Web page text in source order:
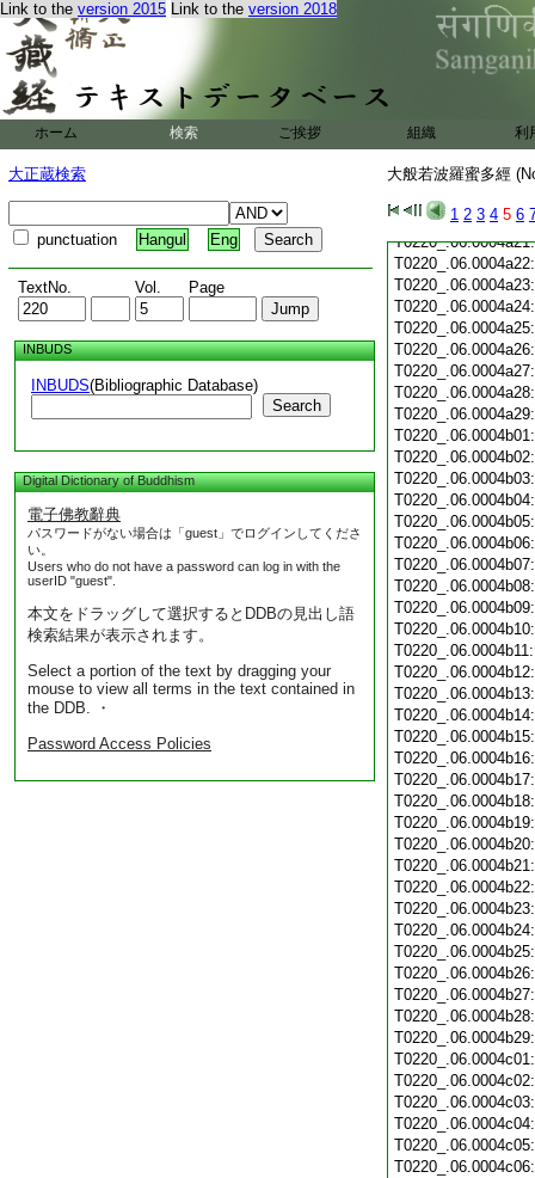
Link to the version 2015 Link to the version 2018
ホーム 検索 ご挨拶 組織 利
大正蔵検索
punctuation Hangul Eng
TextNo. Vol. Page
INBUDS
INBUDS(Bibliographic Database)
Search
Digital Dictionary of Buddhism
電子佛教辭典
パスワードがない場合は「guest」でログインしてくださ
い。
Users who do not have a password can log in with the
userID "guest".
本文をドラッグして選択するとDDBの見出し語
検索結果が表示されます。
Select a portion of the text by dragging your
mouse to view all terms in the text contained in
the DDB. ・
Password Access Policies
大般若波羅蜜多經
1 2 3 4 5 6